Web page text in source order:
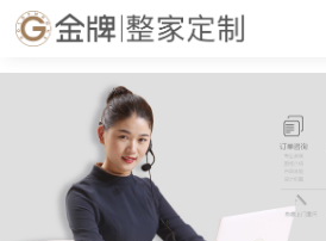
必一·运动(B-Sports)官方网站